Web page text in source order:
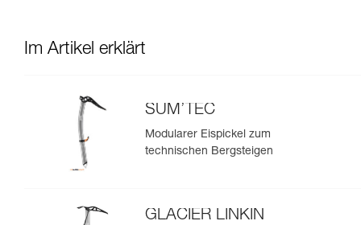
Im Artikel erklärt
SUM’TEC
Modularer Eispickel zum
technischen Bergsteigen
GLACIER LINKIN